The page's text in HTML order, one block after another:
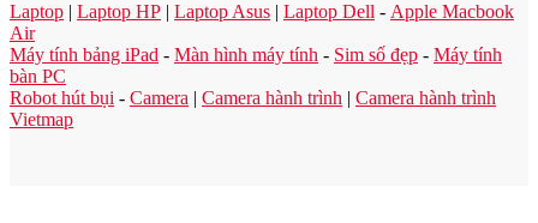
Laptop | Laptop HP | Laptop Asus | Laptop Dell - Apple Macbook
Air
Máy tính bảng iPad - Màn hình máy tính - Sim số đẹp - Máy tính
bàn PC
Robot hút bụi - Camera | Camera hành trình | Camera hành trình
Vietmap